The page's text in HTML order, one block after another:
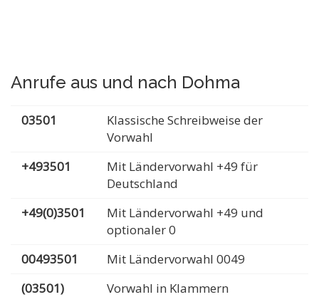
Anrufe aus und nach Dohma
03501
Klassische Schreibweise der
Vorwahl
+493501
Mit Ländervorwahl +49 für
Deutschland
+49(0)3501
Mit Ländervorwahl +49 und
optionaler 0
00493501
Mit Ländervorwahl 0049
(03501)
Vorwahl in Klammern